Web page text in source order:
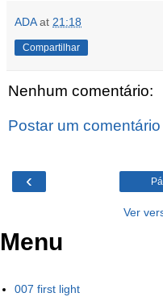
ADA at 21:18
Compartilhar
Nenhum comentário:
Postar um comentário
‹
Ver
Menu
007 first light